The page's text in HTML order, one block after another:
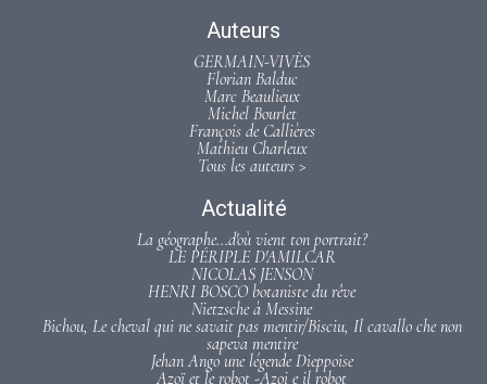
Auteurs
GERMAIN-VIVÈS
Florian Balduc
Marc Beaulieux
Michel Bourlet
François de Callières
Mathieu Charleux
Tous les auteurs >
Actualité
La géographe...d'où vient ton portrait?
LE PÉRIPLE D'AMILCAR
NICOLAS JENSON
HENRI BOSCO botaniste du rêve
Nietzsche à Messine
Bichou, Le cheval qui ne savait pas mentir/Bisciu, Il cavallo che non
sapeva mentire
Jehan Ango une légende Dieppoise
Azoï et le robot -Azoi e il robot